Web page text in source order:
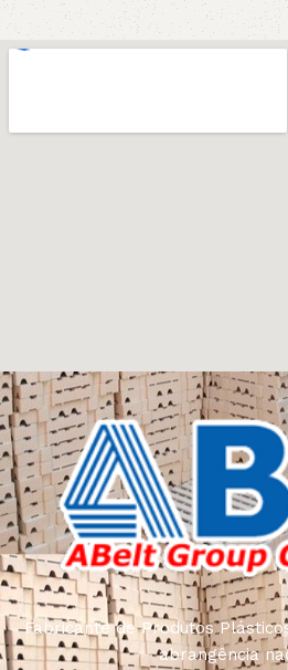
Fabricante de Produtos
abrangência